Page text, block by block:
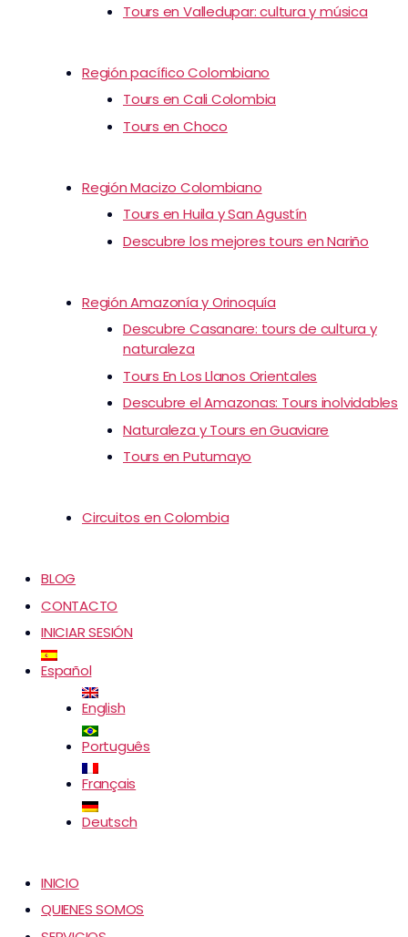
Tours en Valledupar: cultura y música
Región pacífico Colombiano
Tours en Cali Colombia
Tours en Choco
Región Macizo Colombiano
Tours en Huila y San Agustín
Descubre los mejores tours en Nariño
Región Amazonía y Orinoquía
Descubre Casanare: tours de cultura y
naturaleza
Tours En Los Llanos Orientales
Descubre el Amazonas: Tours inolvidables
Naturaleza y Tours en Guaviare
Tours en Putumayo
Circuitos en Colombia
BLOG
CONTACTO
INICIAR SESIÓN
Español
English
Português
Français
Deutsch
INICIO
QUIENES SOMOS